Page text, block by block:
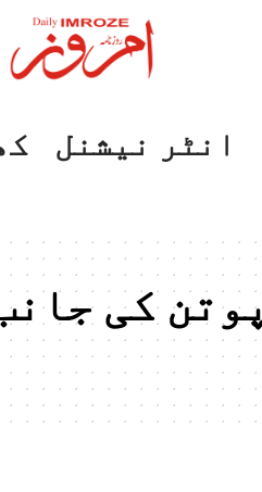
انٹر نیشنل
کی